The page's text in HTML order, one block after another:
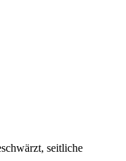
seitliche